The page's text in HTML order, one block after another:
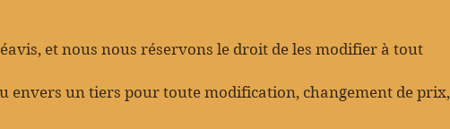
et nous nous réservons le droit de les modifier à tout
envers un tiers pour toute modification, changement de prix,